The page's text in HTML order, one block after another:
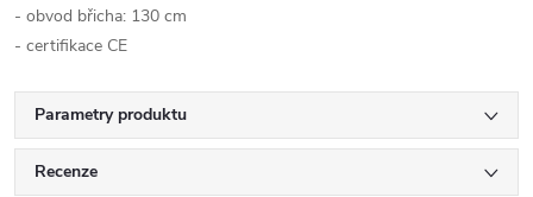
- obvod břicha: 130 cm
- certifikace CE
Parametry produktu
Recenze